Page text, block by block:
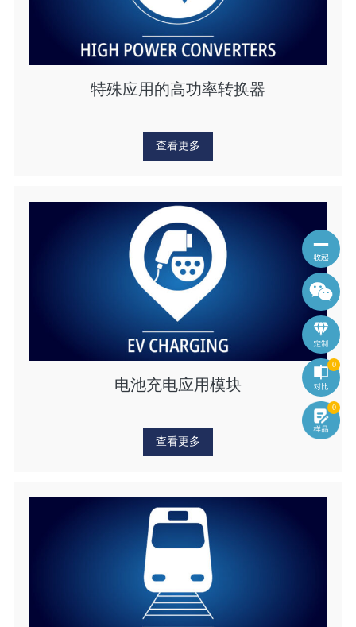
0
0
特殊应用的高功率转换器
查看更多
电池充电应用模块
查看更多